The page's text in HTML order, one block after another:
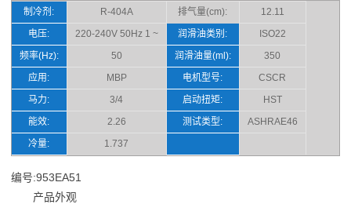
制冷剂: R-404A 排气量(cm):
12.11
电压:
220-240V 50Hz 1 ~ 润滑油类别:
ISO22
频率(Hz):
50 润滑油量(ml):
350
应用:
MBP 电机型号:
CSCR
马力:
3/4 启动扭矩:
HST
能效:
2.26 测试类型:
ASHRAE46
冷量:
1.737
编号:953EA51
产品外观